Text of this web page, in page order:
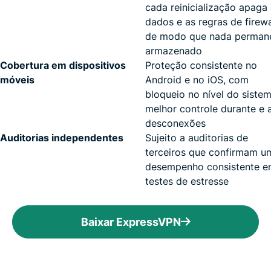
cada reinicialização apaga
dados e as regras de
de modo que nada
armazenado
Cobertura em dispositivos
móveis
Proteção consistente no
Android e no iOS, com
bloqueio no nível do
melhor controle durante e
desconexões
Auditorias independentes
Sujeito a auditorias de
terceiros que confirmam
desempenho consistente
testes de estresse
Baixar ExpressVPN